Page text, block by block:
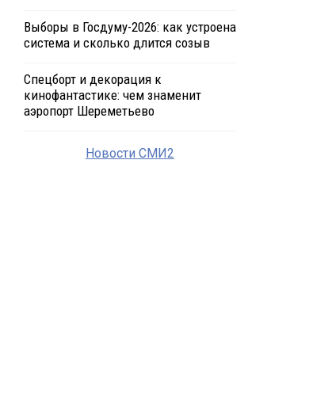
Выборы в Госдуму-2026: как устроена
система и сколько длится созыв
Спецборт и декорация к
кинофантастике: чем знаменит
аэропорт Шереметьево
Новости СМИ2